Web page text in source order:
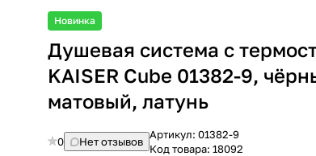
Новинка
Душевая система с
KAISER Cube 01382-9,
матовый, латунь
0 Нет отзывов
Артикул:01382-9
Код товара:18092